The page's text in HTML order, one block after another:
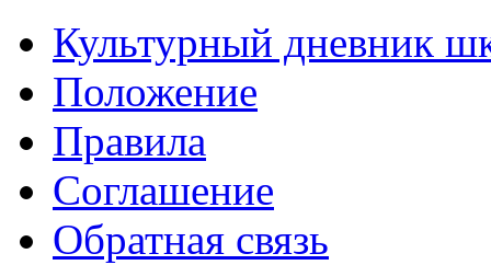
Культурный дневник
Положение
Правила
Соглашение
Обратная связь